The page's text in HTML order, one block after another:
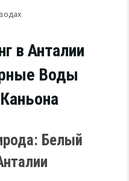
в Анталии
Воды
Белый